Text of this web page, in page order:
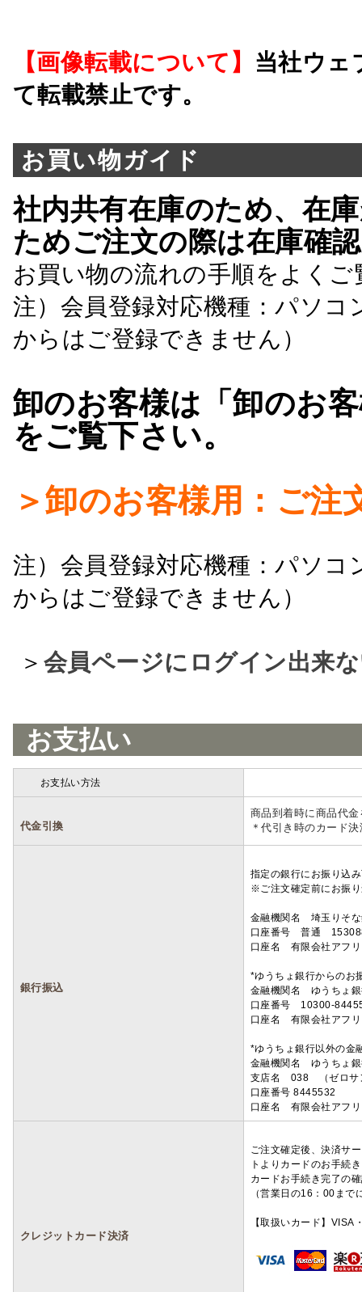
【画像転載について】 当社ウェ
て転載禁止です。
お買い物ガイド
社内共有在庫のため、在
ためご注文の際は在庫確
お買い物の流れの手順をよくご
注）会員登録対応機種：パソ
からはご登録できません）
卸のお客様は「卸のお
をご覧下さい。
＞卸のお客様用：ご注
注）会員登録対応機種：パソ
からはご登録できません）
＞ 会員ページにログイン出来
お支払い
お支払い方法
代金引換
商品到着時に商品代
＊代引き時のカード
銀行振込
指定の銀行にお振り込
※ご注文確定前にお振
金融機関名 埼玉りそ
口座番号 普通
口座名 有限会社アフ
*ゆうちょ銀行からのお
金融機関名 ゆうちょ
口座番号 10300-
口座名 有限会社アフ
*ゆうちょ銀行以外の金
金融機関名 ゆうちょ
支店名 038 （ゼロサ
口座番号 8445532
口座名 有限会社アフ
クレジットカード決済
ご注文確定後、決済サ
トよりカードのお手続
カードお手続き完了の
（営業日の16：00ま
【取扱いカード】